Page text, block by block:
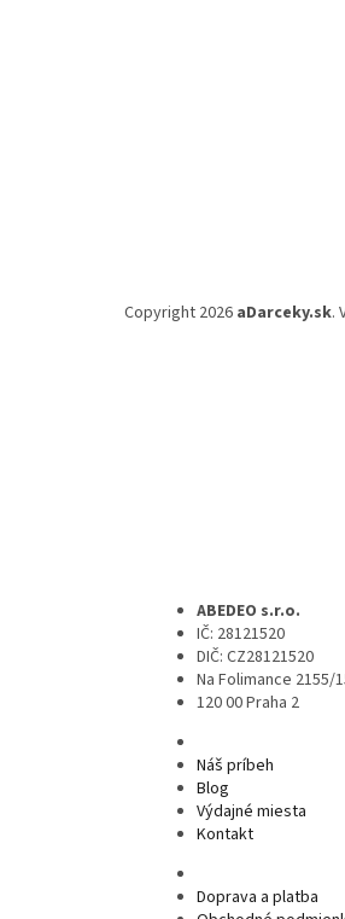
Copyright 2026 aDarceky.sk.
ABEDEO s.r.o.
IČ: 28121520
DIČ: CZ28121520
Na Folimance 2155/
120 00 Praha 2
Náš príbeh
Blog
Výdajné miesta
Kontakt
Doprava a platba